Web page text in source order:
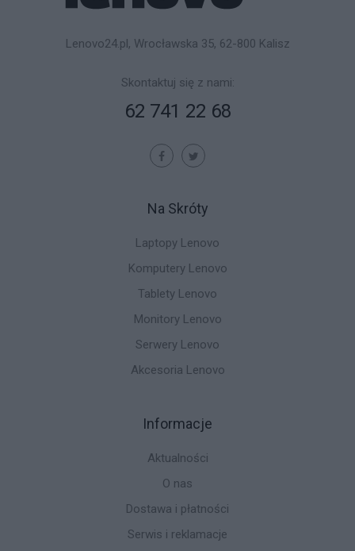
Lenovo24.pl, Wrocławska 35, 62-800 Kalisz
Skontaktuj się z nami:
62 741 22 68
Na Skróty
Laptopy Lenovo
Komputery Lenovo
Tablety Lenovo
Monitory Lenovo
Serwery Lenovo
Akcesoria Lenovo
Informacje
Aktualności
O nas
Dostawa i płatności
Serwis i reklamacje